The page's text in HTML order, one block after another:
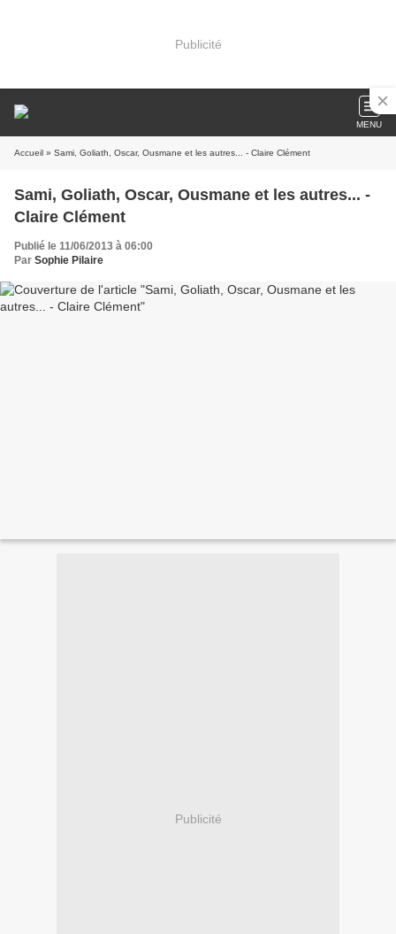
Publicité
MENU
Accueil » Sami, Goliath, Oscar, Ousmane et les autres... - Claire Clément
Sami, Goliath, Oscar, Ousmane et les autres... -
Claire Clément
Publié le 11/06/2013 à 06:00
Par Sophie Pilaire
Publicité